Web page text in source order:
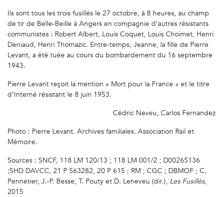
Ils sont tous les trois fusillés le 27 octobre, à 8 heures, au champ
de tir de Belle-Beille à Angers en compagnie d’autres résistants
communistes : Robert Albert, Louis Coquet, Louis Choimet, Henri
Deniaud, Henri Thomazic. Entre-temps, Jeanne, la fille de Pierre
Levant, a été tuée au cours du bombardement du 16 septembre
1943.
Pierre Levant reçoit la mention « Mort pour la France » et le titre
d’Interné résistant le 8 juin 1953.
Cédric Neveu, Carlos Fernandez
Photo : Pierre Levant. Archives familiales. Association Rail et
Mémoire.
Sources : SNCF, 118 LM 120/13 ; 118 LM 001/2 ; D00265136
;SHD DAVCC, 21 P 563282, 20 P 615 ; RM ; CGC ; DBMOF ; C.
Pennetier, J.-P. Besse, T. Pouty et D. Leneveu (dir.), Les Fusillés,
2015